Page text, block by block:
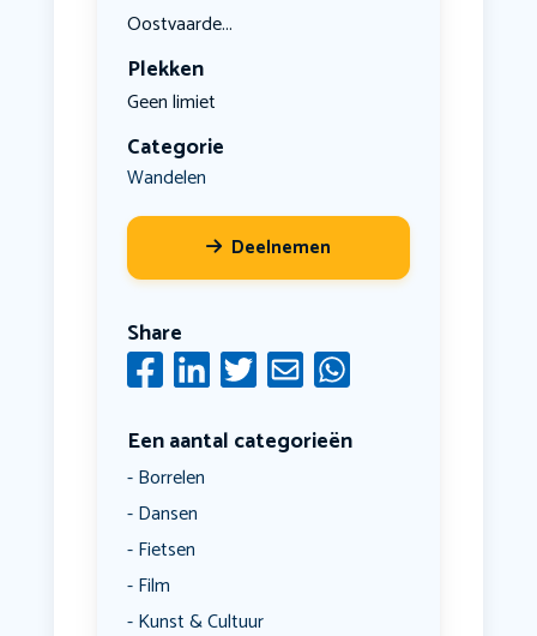
Oostvaarde...
Plekken
Geen limiet
Categorie
Wandelen
Deelnemen
Share
Een aantal categorieën
Borrelen
Dansen
Fietsen
Film
Kunst & Cultuur